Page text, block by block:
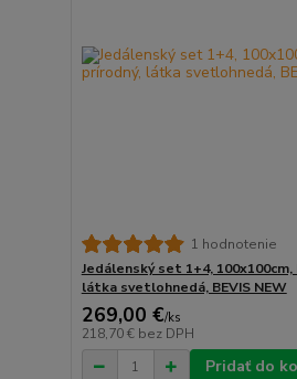
1 hodnotenie
Jedálenský set 1+4, 100x100cm,
látka svetlohnedá, BEVIS NEW
269,00 €/ks
218,70 € bez DPH
Pridať do